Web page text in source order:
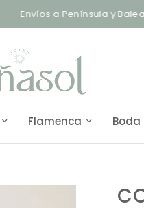
a Península y Baleares
Flamenca Boda